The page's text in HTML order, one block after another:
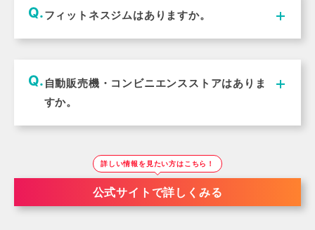
フィットネスジムはありますか。
ます。
自動販売機・コンビニエンスストアはありま
すか。
ァミリーマート）は本館1階にございます。
詳しい情報を見たい方はこちら！
公式サイトで詳しくみる